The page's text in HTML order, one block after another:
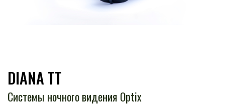
DIANA TT
Системы ночного видения Optix